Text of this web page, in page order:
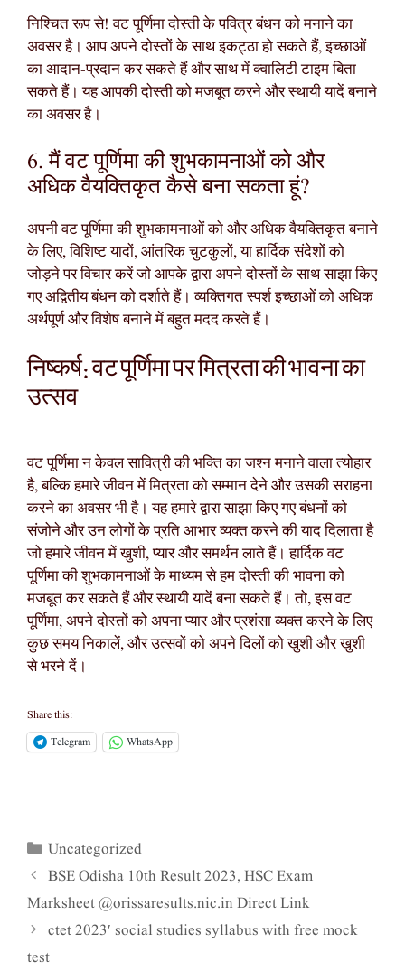
निश्चित रूप से! वट पूर्णिमा दोस्ती के पवित्र बंधन को मनाने का
अवसर है। आप अपने दोस्तों के साथ इकट्ठा हो सकते हैं, इच्छाओं
का आदान-प्रदान कर सकते हैं और साथ में क्वालिटी टाइम बिता
सकते हैं। यह आपकी दोस्ती को मजबूत करने और स्थायी यादें बनाने
का अवसर है।
6. मैं वट पूर्णिमा की शुभकामनाओं को और
अधिक वैयक्तिकृत कैसे बना सकता हूं?
अपनी वट पूर्णिमा की शुभकामनाओं को और अधिक वैयक्तिकृत बनाने
के लिए, विशिष्ट यादों, आंतरिक चुटकुलों, या हार्दिक संदेशों को
जोड़ने पर विचार करें जो आपके द्वारा अपने दोस्तों के साथ साझा किए
गए अद्वितीय बंधन को दर्शाते हैं। व्यक्तिगत स्पर्श इच्छाओं को अधिक
अर्थपूर्ण और विशेष बनाने में बहुत मदद करते हैं।
निष्कर्ष: वट पूर्णिमा पर मित्रता की भावना का
उत्सव
वट पूर्णिमा न केवल सावित्री की भक्ति का जश्न मनाने वाला त्योहार
है, बल्कि हमारे जीवन में मित्रता को सम्मान देने और उसकी सराहना
करने का अवसर भी है। यह हमारे द्वारा साझा किए गए बंधनों को
संजोने और उन लोगों के प्रति आभार व्यक्त करने की याद दिलाता है
जो हमारे जीवन में खुशी, प्यार और समर्थन लाते हैं। हार्दिक वट
पूर्णिमा की शुभकामनाओं के माध्यम से हम दोस्ती की भावना को
मजबूत कर सकते हैं और स्थायी यादें बना सकते हैं। तो, इस वट
पूर्णिमा, अपने दोस्तों को अपना प्यार और प्रशंसा व्यक्त करने के लिए
कुछ समय निकालें, और उत्सवों को अपने दिलों को खुशी और खुशी
से भरने दें।
Share this:
Telegram
WhatsApp
Categories
Uncategorized
BSE Odisha 10th Result 2023, HSC Exam
Marksheet @orissaresults.nic.in Direct Link
ctet 2023′ social studies syllabus with free mock
test